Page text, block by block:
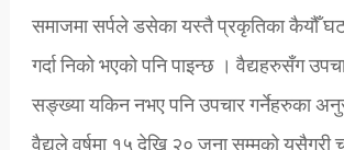
समाजमा सर्पले डसेका यस्तै प्रकृतिका कैयौँ
गर्दा निको भएको पनि पाइन्छ । वैद्यहरुसँग
सङ्ख्या यकिन नभए पनि उपचार गर्नेहरुका